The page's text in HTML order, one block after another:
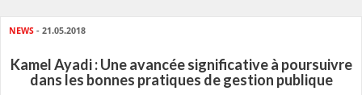
NEWS - 21.05.2018
Kamel Ayadi : Une avancée significative à poursuivre
dans les bonnes pratiques de gestion publique